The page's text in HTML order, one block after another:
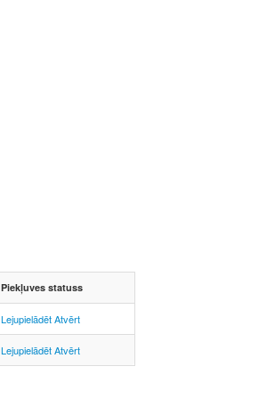
Piekļuves statuss
LejupielādētAtvērt
LejupielādētAtvērt